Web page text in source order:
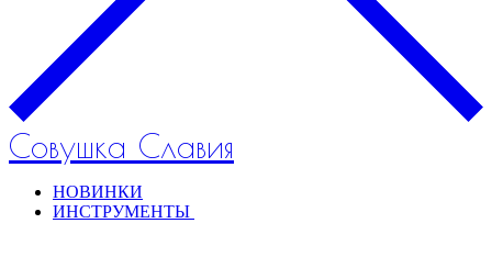
Совушка Славия
НОВИНКИ
ИНСТРУМЕНТЫ